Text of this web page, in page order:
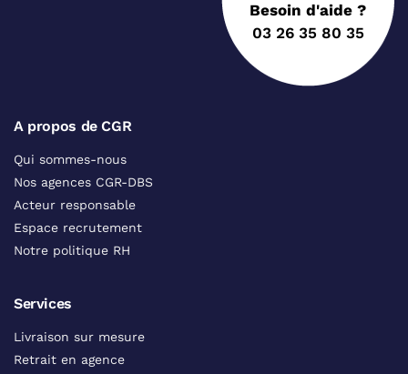
Besoin d'aide ?
03 26 35 80 35
A propos de CGR
Qui sommes-nous
Nos agences CGR-DBS
Acteur responsable
Espace recrutement
Notre politique RH
Services
Livraison sur mesure
Retrait en agence